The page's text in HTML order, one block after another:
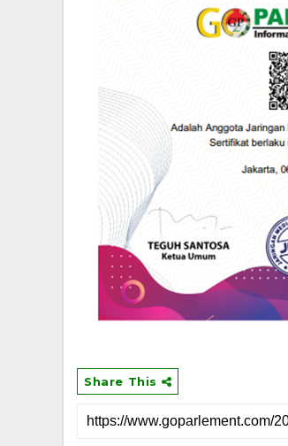
Share This
SERUAN LEMBAGA & ORGANISASI